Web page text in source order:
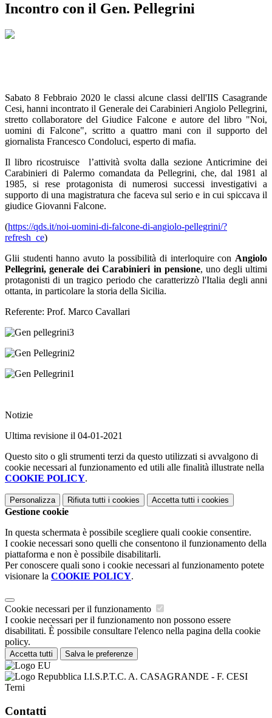
Incontro con il Gen. Pellegrini
Sabato 8 Febbraio 2020 le classi alcune classi dell'IIS Casagrande
Cesi, hanni incontrato il Generale dei Carabinieri Angiolo Pellegrini,
stretto collaboratore del Giudice Falcone e autore del libro "Noi,
uomini di Falcone", scritto a quattro mani con il supporto del
giornalista Francesco Condoluci, esperto di mafia.
Il libro ricostruisce l’attività svolta dalla sezione Anticrimine dei
Carabinieri di Palermo comandata da Pellegrini, che, dal 1981 al
1985, si rese protagonista di numerosi successi investigativi a
supporto di una magistratura che faceva sul serio e in cui spiccava il
giudice Giovanni Falcone.
(https://qds.it/noi-uomini-di-falcone-di-angiolo-pellegrini/?
refresh_ce)
Glii studenti hanno avuto la possibilità di interloquire con Angiolo
Pellegrini, generale dei Carabinieri in pensione, uno degli ultimi
protagonisti di un tragico periodo che caratterizzò l'Italia degli anni
ottanta, in particolare la storia della Sicilia.
Referente: Prof. Marco Cavallari
Notizie
Ultima revisione il 04-01-2021
Questo sito o gli strumenti terzi da questo utilizzati si avvalgono di
cookie necessari al funzionamento ed utili alle finalità illustrate nella
COOKIE POLICY.
Personalizza Rifiuta tutti i cookies Accetta tutti i cookies
Gestione cookie
In questa schermata è possibile scegliere quali cookie consentire.
I cookie necessari sono quelli che consentono il funzionamento della
piattaforma e non è possibile disabilitarli.
Per conoscere quali sono i cookie necessari al funzionamento potete
visionare la COOKIE POLICY.
Cookie necessari per il funzionamento
I cookie necessari per il funzionamento non possono essere
disabilitati. È possibile consultare l'elenco nella pagina della cookie
policy.
Accetta tutti Salva le preferenze
I.I.S.P.T.C. A. CASAGRANDE - F. CESI
Terni
Contatti